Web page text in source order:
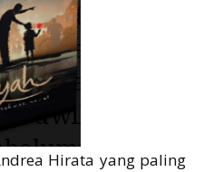
Hirata yang paling